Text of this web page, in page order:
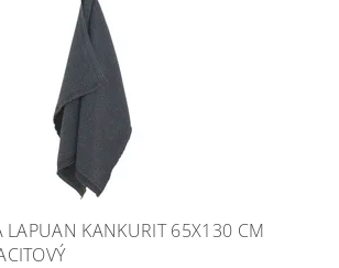
LAPUAN KANKURIT 65X130 CM